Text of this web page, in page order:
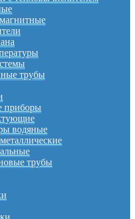
трубы
приборы
водяные
трубы